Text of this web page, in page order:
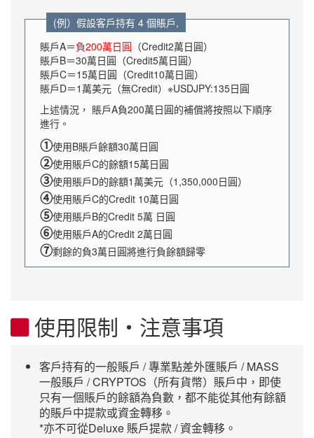
(例）假設客戶持有 4 個賬戶,
賬戶A＝負200萬日圓 （Credit2萬日圓）
賬戶B＝30萬日圓（Credit5萬日圓）
賬戶C＝15萬日圓（Credit10萬日圓）
賬戶D＝1萬美元（無Credit）※USDJPY:135日圓
上述情況， 賬戶A負200萬日圓的補償將按照以下順序
進行。
①使用B賬戶餘額30萬日圓
②使用賬戶C的餘額15萬日圓
③使用賬戶D的餘額1萬美元（1,350,000日圓）
④使用賬戶C的Credit 10萬日圓
⑤使用賬戶B的Credit 5萬 日圓
⑥使用賬戶A的Credit 2萬日圓
⑦剩餘的負3萬日圓將進行負餘額歸零
使用限制・注意事項
客戶持有的一般賬戶 / 專業點差外匯賬戶 / MASS
一般賬戶 / CRYPTOS（所有貨幣）賬戶中，即使
只有一個賬戶的餘額為負數，都不能從其他有餘額
的賬戶中提款或資金轉移。
*亦不可從Deluxe 賬戶提款 / 資金轉移。